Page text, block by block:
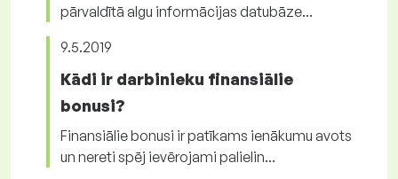
pārvaldītā algu informācijas datubāze...
9.5.2019
Kādi ir darbinieku finansiālie
bonusi?
Finansiālie bonusi ir patīkams ienākumu avots
un nereti spēj ievērojami palielin...